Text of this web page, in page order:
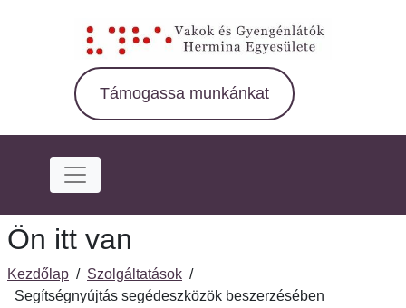
Támogassa munkánkat
Ön itt van
Kezdőlap / Szolgáltatások /
Segítségnyújtás segédeszközök beszerzésében